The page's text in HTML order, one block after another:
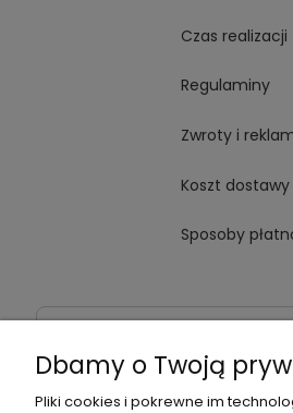
Czas
Regulaminy
Zwroty i
Koszt dostawy
Sposoby
Dbamy o Twoją
Pliki cookies i pokrewne im